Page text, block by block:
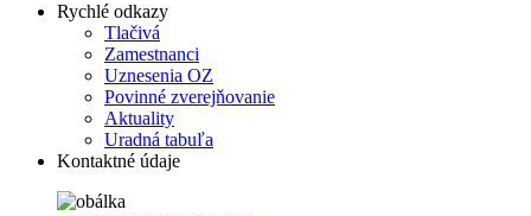
Rychlé odkazy
Tlačivá
Zamestnanci
Uznesenia OZ
Povinné zverejňovanie
Aktuality
Uradná tabuľa
Kontaktné údaje